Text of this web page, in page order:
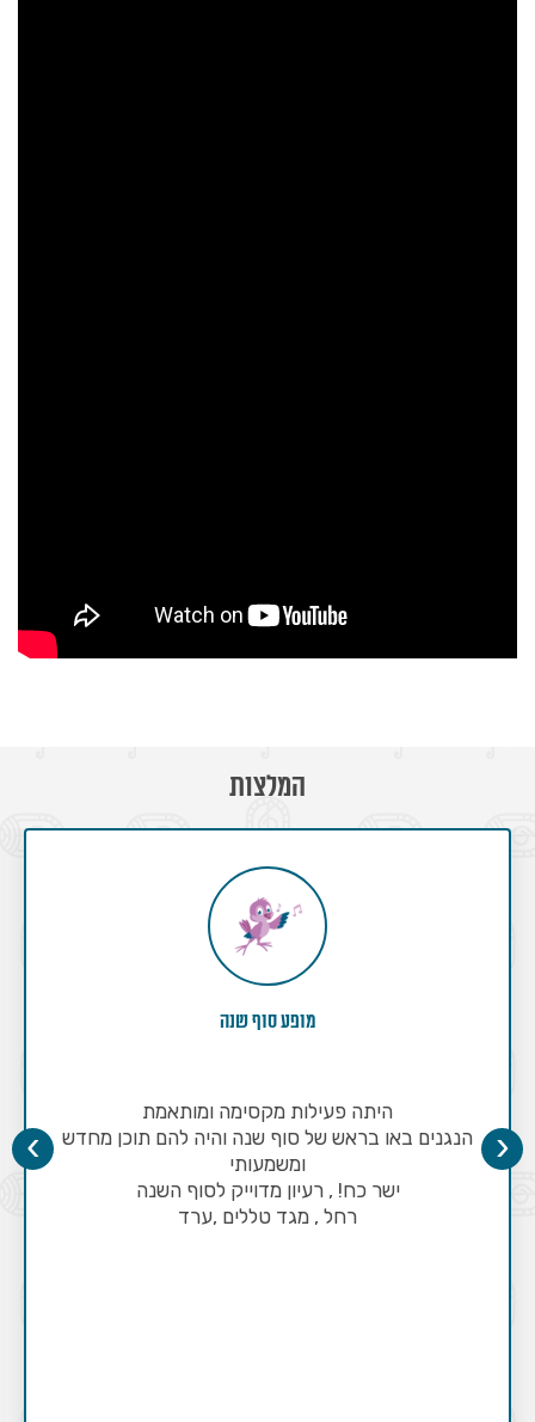
המלצות
מופע סוף שנה
היתה פעילות מקסימה ומותאמת
הנגנים באו בראש של סוף שנה והיה להם תוכן מחדש
ומשמעותי
ישר כח! , רעיון מדוייק לסוף השנה
רחל , מגד טללים ,ערד
‹
›